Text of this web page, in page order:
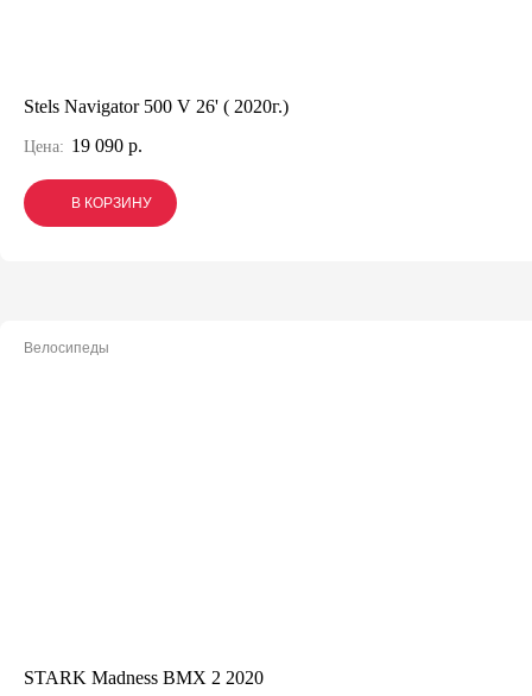
Stels Navigator 500 V 26' ( 2020г.)
Цена: 19 090 р.
В КОРЗИНУ
В КОРЗИНУ
В КОРЗИНУ
Велосипеды
STARK Madness BMX 2 2020